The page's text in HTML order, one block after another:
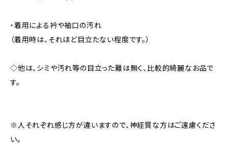
・着用による衿や袖口の汚れ
（着用時は、それほど目立たない程度です。）
◇他は、シミや汚れ等の目立った難は無く、比較的綺麗なお品で
す。
※人それぞれ感じ方が違いますので、神経質な方はご遠慮くださ
い。